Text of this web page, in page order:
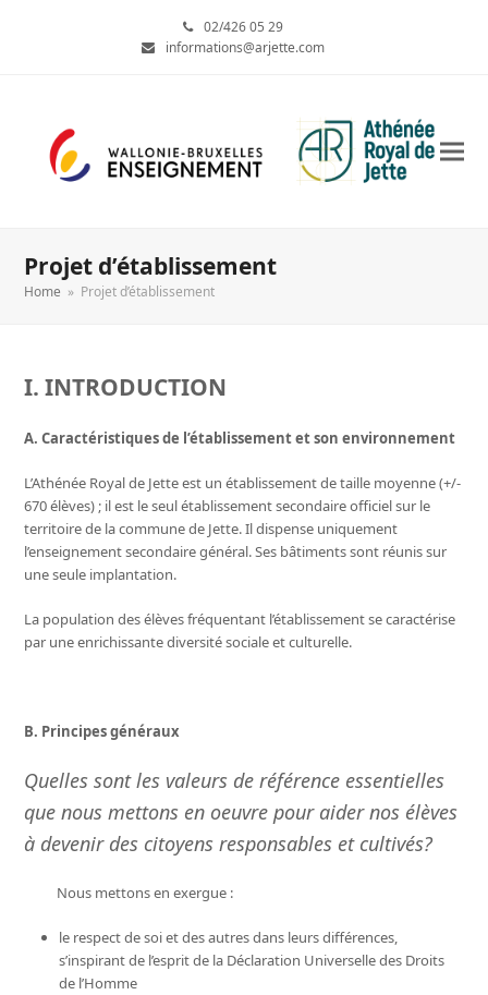
02/426 05 29
informations@arjette.com
Projet d’établissement
Home » Projet d’établissement
I. INTRODUCTION
A. Caractéristiques de l’établissement et son environnement
L’Athénée Royal de Jette est un établissement de taille moyenne (+/-
670 élèves) ; il est le seul établissement secondaire officiel sur le
territoire de la commune de Jette. Il dispense uniquement
l’enseignement secondaire général. Ses bâtiments sont réunis sur
une seule implantation.
La population des élèves fréquentant l’établissement se caractérise
par une enrichissante diversité sociale et culturelle.
B. Principes généraux
Quelles sont les valeurs de référence essentielles
que nous mettons en oeuvre pour aider nos élèves
à devenir des citoyens responsables et cultivés?
Nous mettons en exergue :
le respect de soi et des autres dans leurs différences,
s’inspirant de l’esprit de la Déclaration Universelle des Droits
de l’Homme